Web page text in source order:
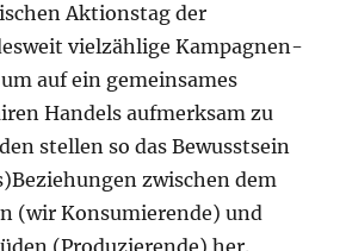
Aktionstag der
vielzählige Kampagnen-
auf ein gemeinsames
Handels aufmerksam zu
stellen so das Bewusstsein
zwischen dem
(wir Konsumierende) und